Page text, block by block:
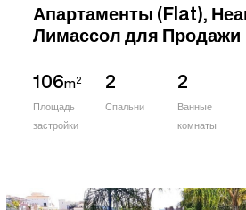
Апартаменты (Flat),
Лимассол для Продажи
106m2
Площадь
застройки
2
Спальни
2
Ванные
комнаты